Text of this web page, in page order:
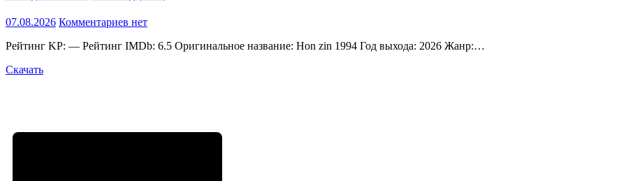
07.08.2026 Комментариев нет
Рейтинг KP: — Рейтинг IMDb: 6.5 Оригинальное название: Hon zin 1994 Год выхода: 2026 Жанр:…
Скачать